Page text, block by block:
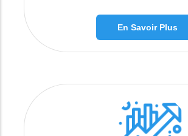
En Savoir Plus